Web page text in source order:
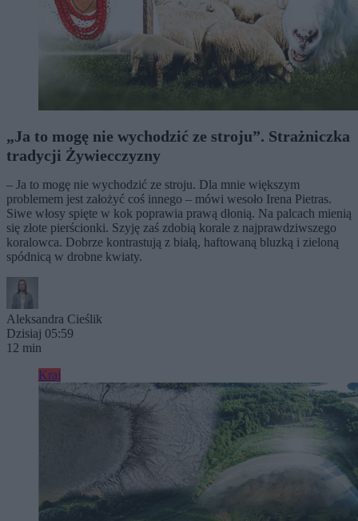
„Ja to mogę nie wychodzić ze stroju”. Strażniczka
tradycji Żywiecczyzny
– Ja to mogę nie wychodzić ze stroju. Dla mnie większym
problemem jest założyć coś innego – mówi wesoło Irena Pietras.
Siwe włosy spięte w kok poprawia prawą dłonią. Na palcach mienią
się złote pierścionki. Szyję zaś zdobią korale z najprawdziwszego
koralowca. Dobrze kontrastują z białą, haftowaną bluzką i zieloną
spódnicą w drobne kwiaty.
Aleksandra Cieślik
Dzisiaj 05:59
12 min
Kraj